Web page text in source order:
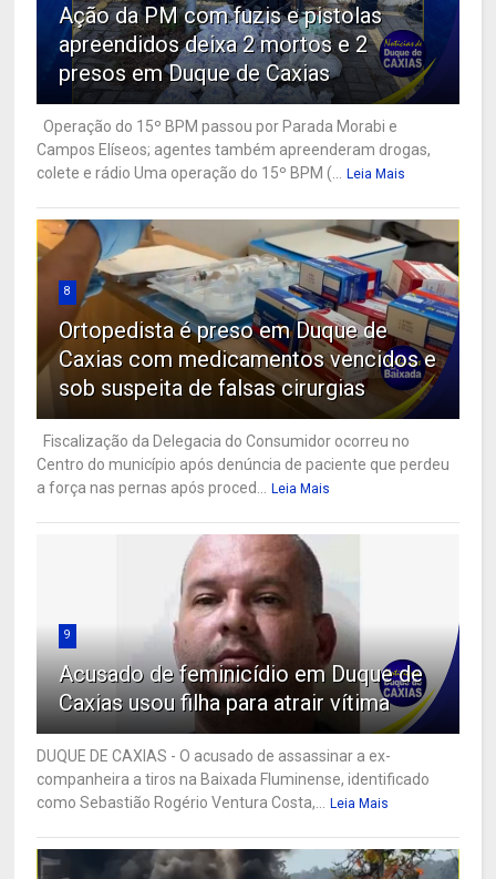
Ação da PM com fuzis e pistolas
apreendidos deixa 2 mortos e 2
presos em Duque de Caxias
Operação do 15º BPM passou por Parada Morabi e
Campos Elíseos; agentes também apreenderam drogas,
colete e rádio Uma operação do 15º BPM (...
Leia Mais
8
Ortopedista é preso em Duque de
Caxias com medicamentos vencidos e
sob suspeita de falsas cirurgias
Fiscalização da Delegacia do Consumidor ocorreu no
Centro do município após denúncia de paciente que perdeu
a força nas pernas após proced...
Leia Mais
9
Acusado de feminicídio em Duque de
Caxias usou filha para atrair vítima
DUQUE DE CAXIAS - O acusado de assassinar a ex-
companheira a tiros na Baixada Fluminense, identificado
como Sebastião Rogério Ventura Costa,...
Leia Mais